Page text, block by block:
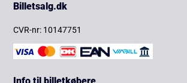
Billetsalg.dk
CVR-nr: 10147751
Info til billetkøbere